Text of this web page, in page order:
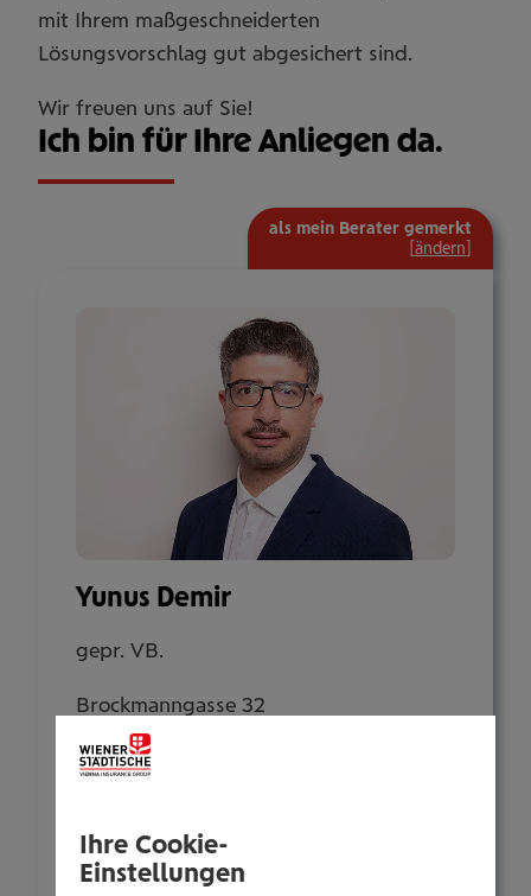
mit Ihrem maßgeschneiderten
Lösungsvorschlag gut abgesichert sind.
Wir freuen uns auf Sie!
Ich bin für Ihre Anliegen da.
Yunus Demir
gepr. VB.
Brockmanngasse 32
8010 Graz
+435035066235
Mobil:
als mein Berater gemerkt
ändern
Ihre Cookie-
Einstellungen